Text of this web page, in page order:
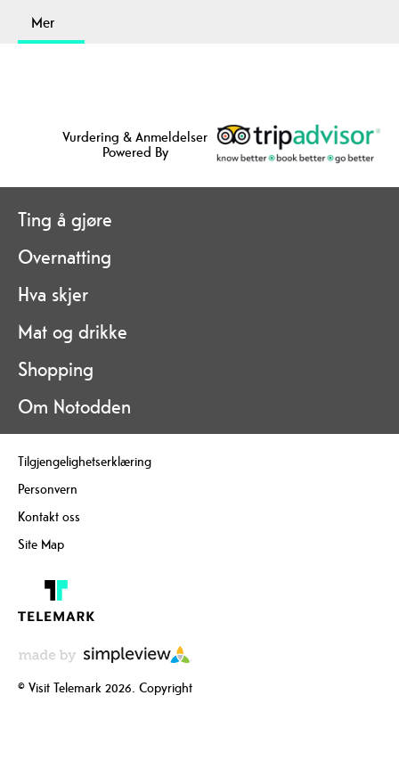
Mer
Vurdering & Anmeldelser
Powered By
Ting å gjøre
Overnatting
Hva skjer
Mat og drikke
Shopping
Om Notodden
Tilgjengelighetserklæring
Personvern
Kontakt oss
Site Map
© Visit Telemark 2026. Copyright